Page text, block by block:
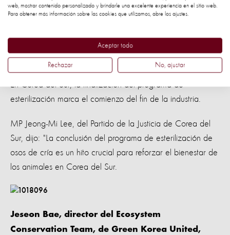
Nuestro nuevo libro “finalizando la producción de bilis de
GKU, establece un camino claro para que otros gobiernos
pongan fin a la industria de la bilis de oso.
En Corea del Sur, la finalización del programa de
esterilización marca el comienzo del fin de la industria.
MP Jeong-Mi Lee, del Partido de la Justicia de Corea del
Sur, dijo: "La conclusión del programa de esterilización de
osos de cría es un hito crucial para reforzar el bienestar de
los animales en Corea del Sur.
Jeseon Bae, director del Ecosystem
Conservation Team, de Green Korea United,
web, mostrar contenido personalizado y brindarle una excelente experiencia en el sitio web.
Para obtener más información sobre las cookies que utilizamos, abre los ajustes.
Aceptar todo
Rechazar No, ajustar